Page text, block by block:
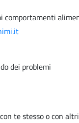
comportamenti
dei problemi
te stesso o con